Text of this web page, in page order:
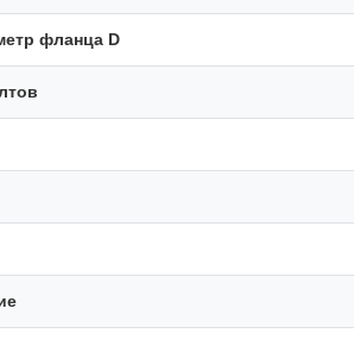
фланца D